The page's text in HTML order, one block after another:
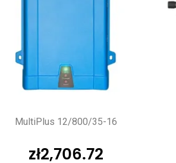
MultiPlus 12/800/35-16
zł2,706.72